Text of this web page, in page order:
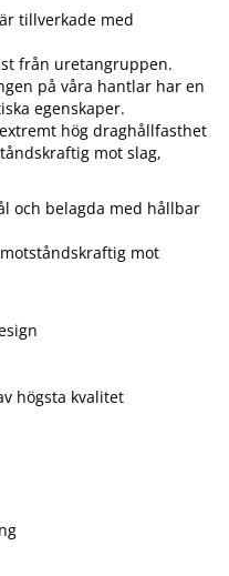
tillverkade med
från uretangruppen.
på våra hantlar har en
egenskaper.
hög draghållfasthet
mot slag,
och belagda med hållbar
mot
högsta kvalitet